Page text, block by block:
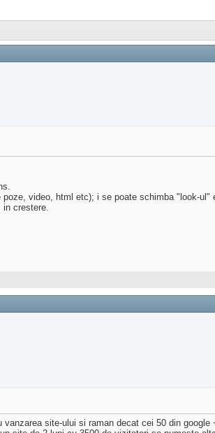
video, html etc); i se poate schimba "look-
in crestere.
site-ului si raman decat cei 50 din google